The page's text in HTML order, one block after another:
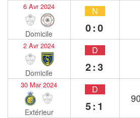
6 Avr 2024
Domicile
N
0:0
2 Avr 2024
Domicile
D
2:3
30 Mar 2024
Extérieur
D
5:1